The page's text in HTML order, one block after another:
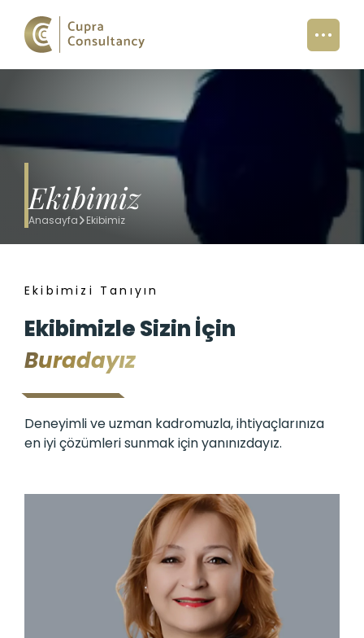
Ekibimiz
Anasayfa Ekibimiz
Ekibimizi Tanıyın
Ekibimizle Sizin İçin
Buradayız
Deneyimli ve uzman kadromuzla, ihtiyaçlarınıza
en iyi çözümleri sunmak için yanınızdayız.